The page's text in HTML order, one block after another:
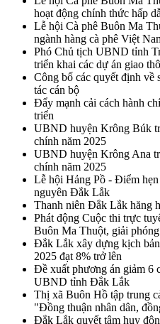
hoạt động chính thức hấp
Lễ hội Cà phê Buôn Ma
ngành hàng cà phê Việt
Phó Chủ tịch UBND tỉnh
triển khai các dự án giao
Công bố các quyết định về
tác cán bộ
Đẩy mạnh cải cách hành
triển
UBND huyện Krông Búk
chính năm 2025
UBND huyện Krông Ana
chính năm 2025
Lễ hội Hảng Pồ - Điểm
nguyên Đắk Lắk
Thanh niên Đắk Lắk hăng
Phát động Cuộc thi trực
Buôn Ma Thuột, giải
Đắk Lắk xây dựng kịch
2025 đạt 8% trở lên
Đề xuất phương án giảm 6
UBND tỉnh Đắk Lắk
Thị xã Buôn Hồ tập trung
"Đồng thuận nhân dân,
Đắk Lắk quyết tâm huy